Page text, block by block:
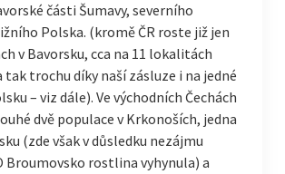
části Šumavy, severního
Polska. (kromě ČR roste již jen
v Bavorsku, cca na 11 lokalitách
tak trochu díky naší zásluze i na jedné
– viz dále). Ve východních Čechách
dvě populace v Krkonoších, jedna
(zde však v důsledku nezájmu
Broumovsko rostlina vyhynula) a